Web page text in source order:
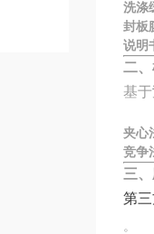
洗涤
封板
说明
二
基于
夹心
竞争
三
第
。